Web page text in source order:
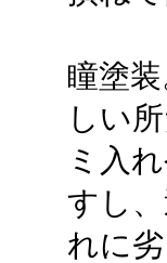
瞳塗
しい
ミ入
すし
れに